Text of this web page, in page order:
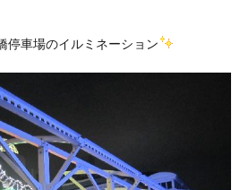
停車場のイルミネーション